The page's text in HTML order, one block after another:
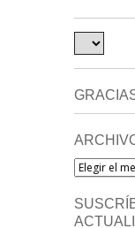
Archivo